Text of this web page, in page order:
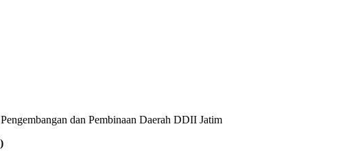
dan Pembinaan Daerah DDII Jatim